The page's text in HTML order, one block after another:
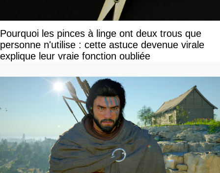
Pourquoi les pinces à linge ont deux trous que
personne n'utilise : cette astuce devenue virale
explique leur vraie fonction oubliée